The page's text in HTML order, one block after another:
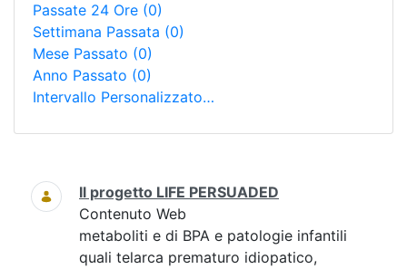
Passate 24 Ore (0)
Settimana Passata (0)
Mese Passato (0)
Anno Passato (0)
Intervallo Personalizzato…
Ricerca
Il progetto LIFE PERSUADED
Contenuto Web
metaboliti e di BPA e patologie infantili
quali telarca prematuro idiopatico,